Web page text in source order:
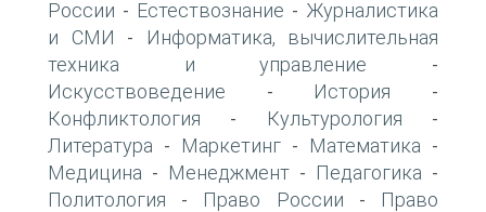
России - Естествознание - Журналистика
и СМИ -
Информатика, вычислительная
техника и управление -
Искусствоведение - История -
Конфликтология - Культурология -
Литература - Маркетинг - Математика -
Медицина - Менеджмент - Педагогика -
Политология - Право России -
Право